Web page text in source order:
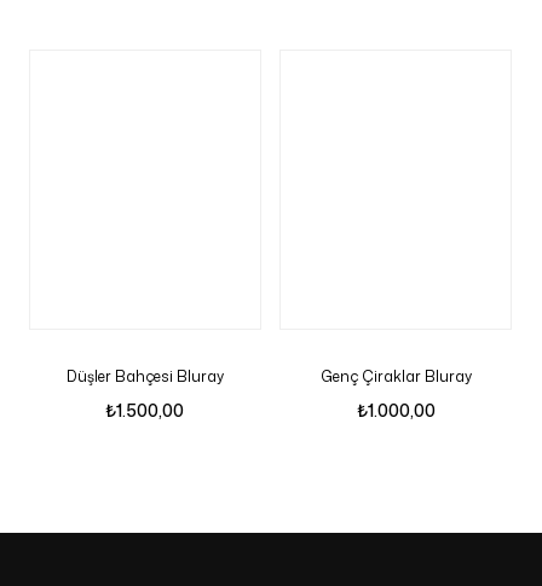
Düşler Bahçesi Bluray
₺1.500,00
Genç Çiraklar Bluray
₺1.000,00